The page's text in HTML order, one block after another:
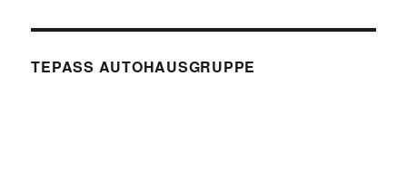
TEPASS AUTOHAUSGRUPPE